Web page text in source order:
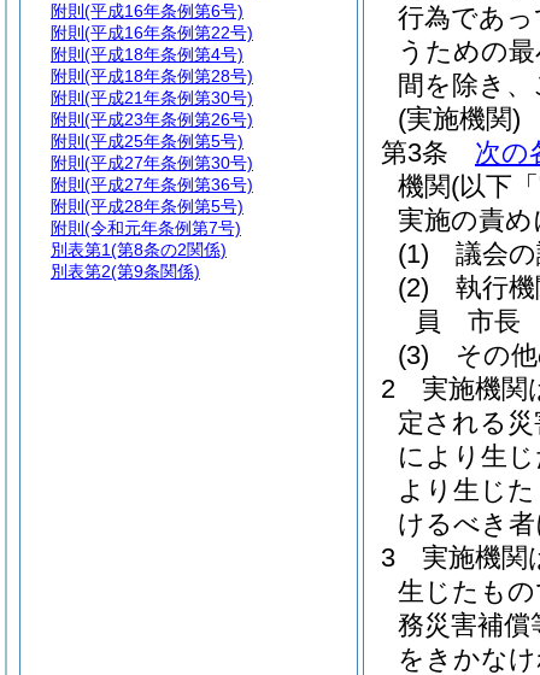
行為であ
うための
間を除き
(実施機関)
第3条
次の
機関(以下
実施の責
(1)
議会
(2)
執行
員 市長
(3)
その
2
実施機関
定される
により生
より生じ
けるべき
3
実施機関
生じたも
務災害補償
をきかな
附則 (平成16年条例第6号)
附則 (平成16年条例第22号)
附則 (平成18年条例第4号)
附則 (平成18年条例第28号)
附則 (平成21年条例第30号)
附則 (平成23年条例第26号)
附則 (平成25年条例第5号)
附則 (平成27年条例第30号)
附則 (平成27年条例第36号)
附則 (平成28年条例第5号)
附則 (令和元年条例第7号)
別表第1(第8条の2関係)
別表第2(第9条関係)